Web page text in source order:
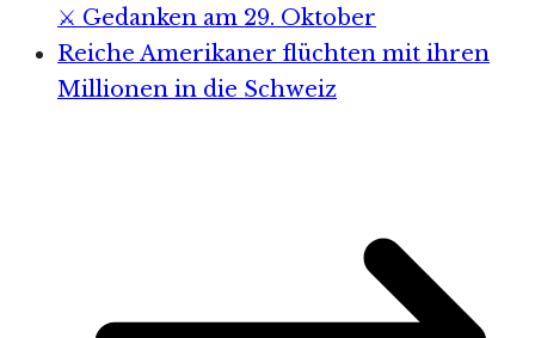
⚔️ Gedanken am 29. Oktober
Reiche Amerikaner flüchten mit ihren
Millionen in die Schweiz